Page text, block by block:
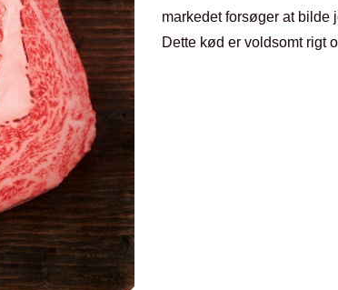
markedet forsøger at bilde
Dette kød er voldsomt rigt